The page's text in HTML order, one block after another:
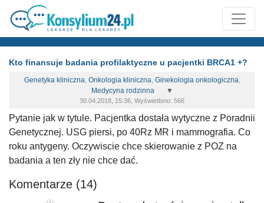
Kto finansuje badania profilaktyczne u pacjentki BRCA1 +?
Genetyka kliniczna, Onkologia kliniczna, Ginekologia onkologiczna,
Medycyna rodzinna
▼
30.04.2018, 15:36, Wyświetlono: 566
Pytanie jak w tytule. Pacjentka dostała wytyczne z Poradnii
Genetycznej. USG piersi, po 40Rz MR i mammografia. Co
roku antygeny. Oczywiscie chce skierowanie z POZ na
badania a ten zły nie chce dać.
Komentarze (14)